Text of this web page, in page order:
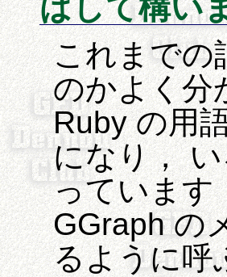
これまでの
のかよく分
Ruby の用
になり，
っています
GGraph の
るように呼